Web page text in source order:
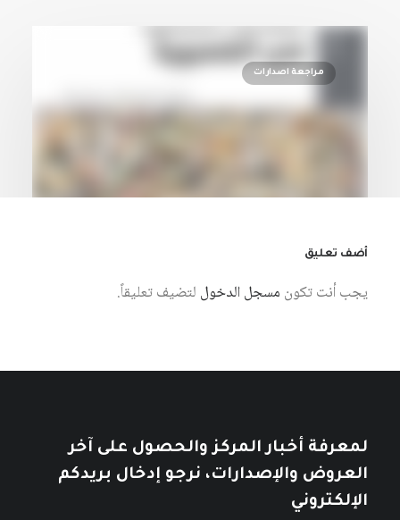
مراجعة اصدارات
28 يوليو، 2026
كتبه ياسمين قعيق
أضف تعليق
يجب أنت تكون مسجل الدخول لتضيف تعليقاً.
لمعرفة أخبار المركز والحصول على آخر
العروض والإصدارات، نرجو إدخال بريدكم
الإلكتروني